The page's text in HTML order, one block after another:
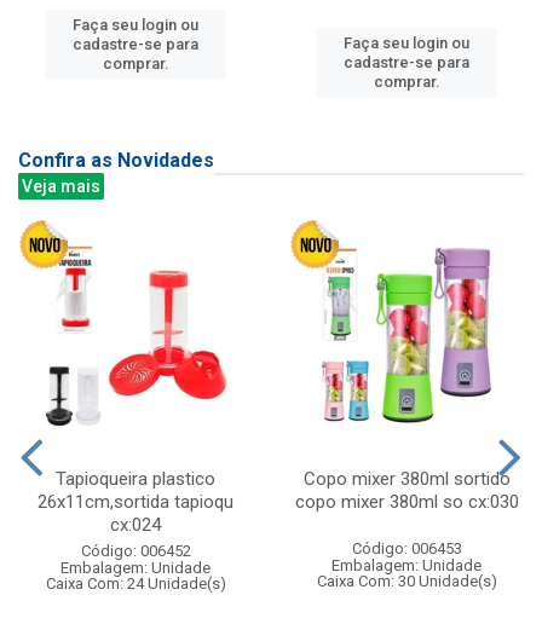
Faça seu login ou
cadastre-se para
comprar.
Faça seu login ou
cadastre-se para
comprar.
Confira as Novidades
Veja mais
Tapioqueira plastico
26x11cm,sortida tapioqu
cx:024
Código: 006452
Embalagem: Unidade
Caixa Com: 24 Unidade(s)
Copo mixer 380ml sortido
copo mixer 380ml so cx:030
Código: 006453
Embalagem: Unidade
Caixa Com: 30 Unidade(s)